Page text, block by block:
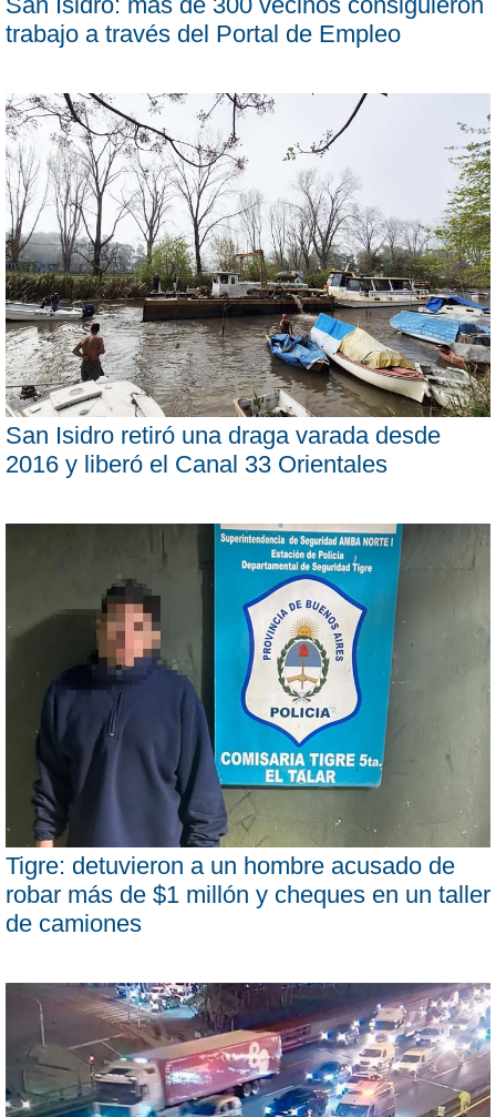
trabajo a través del Portal de Empleo
San Isidro retiró una draga varada desde
2016 y liberó el Canal 33 Orientales
Tigre: detuvieron a un hombre acusado de
robar más de $1 millón y cheques en un taller
de camiones